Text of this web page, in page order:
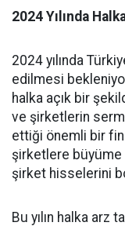
2024 Yılında
2024 yılında
edilmesi
halka açık bir
ve şirketlerin
ettiği önemli bir
şirketlere büyüme
şirket hisselerini
Bu yılın halka arz